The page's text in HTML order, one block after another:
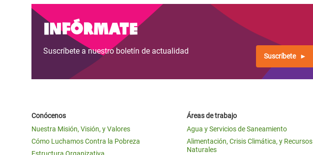
Infórmate
Suscríbete a nuestro boletín de actualidad
Suscríbete
Conócenos
Nuestra Misión, Visión, y Valores
Cómo Luchamos Contra la Pobreza
Áreas de trabajo
Agua y Servicios de Saneamiento
Alimentación, Crisis Climática, y Recursos
Naturales